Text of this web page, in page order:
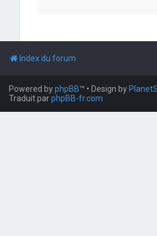
Index du forum
Powered byphpBB™ • Design by
Traduit parphpBB-fr.com